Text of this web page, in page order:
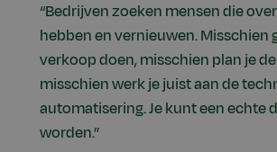
“Bedrijven zoeken mensen die
hebben en vernieuwen. Misschien
verkoop doen, misschien plan je
misschien werk je juist aan de
automatisering. Je kunt een echte
worden.”